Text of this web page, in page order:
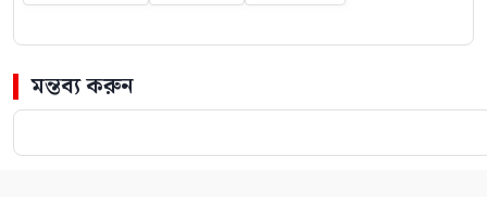
মন্তব্য করুন